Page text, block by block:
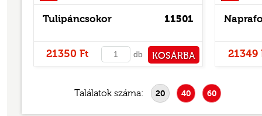
11501
Tulipáncsokor
21350 Ft db KOSÁRBA 21349
Találatok száma:
20 40 60